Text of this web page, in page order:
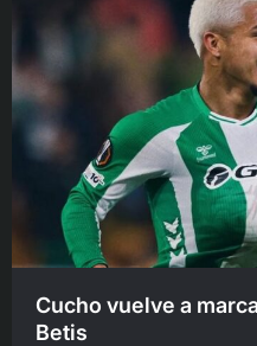
Cucho vuelve a
Betis